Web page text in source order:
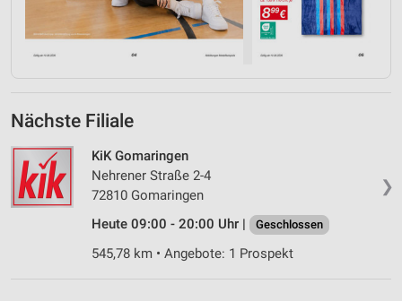
Nächste Filiale
❯
KiK Gomaringen
Nehrener Straße 2-4
72810 Gomaringen
Heute 09:00 - 20:00 Uhr |
Geschlossen
545,78 km • Angebote: 1 Prospekt